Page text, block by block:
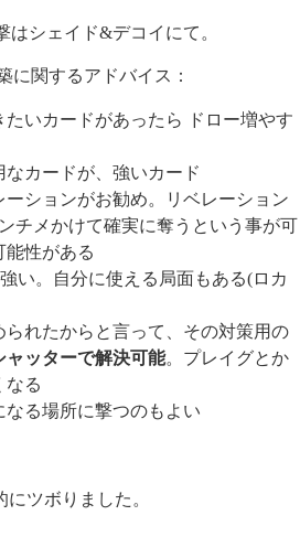
シェイド&デコイにて。
に関するアドバイス：
いカードがあったら ドロー増やす
カードが、強いカード
ションがお勧め。リベレーション
チメかけて確実に奪うという事が可
性がある
い。自分に使える局面もある(ロカ
れたからと言って、その対策用の
ャッターで解決可能。プレイグとか
なる
る場所に撃つのもよい
ツボりました。